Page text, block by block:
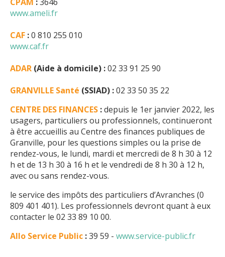
www.ameli.fr
CAF :0 810 255 010
www.caf.fr
ADAR (Aide à domicile) :02 33 91 25 90
GRANVILLE Santé (SSIAD) :02 33 50 35 22
CENTRE DES FINANCES :depuis le 1er janvier 2022, les
usagers, particuliers ou professionnels, continueront
à être accueillis au Centre des finances publiques de
Granville, pour les questions simples ou la prise de
rendez-vous, le lundi, mardi et mercredi de 8 h 30 à 12
h et de 13 h 30 à 16 h et le vendredi de 8 h 30 à 12 h,
avec ou sans rendez-vous.
le service des impôts des particuliers d’Avranches (0
809 401 401). Les professionnels devront quant à eux
contacter le 02 33 89 10 00.
Allo Service Public :39 59 - www.service-public.fr